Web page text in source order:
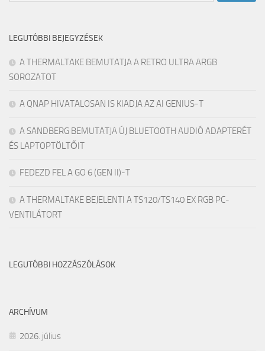
LEGUTÓBBI BEJEGYZÉSEK
A THERMALTAKE BEMUTATJA A RETRO ULTRA ARGB
SOROZATOT
A QNAP HIVATALOSAN IS KIADJA AZ AI GENIUS-T
A SANDBERG BEMUTATJA ÚJ BLUETOOTH AUDIÓ ADAPTERÉT
ÉS LAPTOPTÖLTŐIT
FEDEZD FEL A GO 6 (GEN II)-T
A THERMALTAKE BEJELENTI A TS120/TS140 EX RGB PC-
VENTILÁTORT
LEGUTÓBBI HOZZÁSZÓLÁSOK
ARCHÍVUM
2026. július